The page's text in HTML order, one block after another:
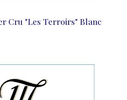
Cru "Les Terroirs" Blanc